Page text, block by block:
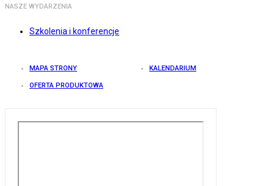
NASZE WYDARZENIA
Szkolenia i konferencje
MAPA STRONY KALENDARIUM
OFERTA PRODUKTOWA